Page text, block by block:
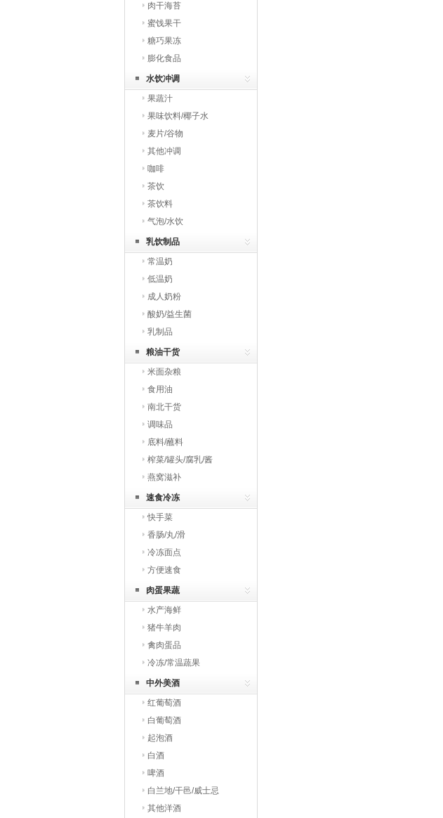
肉干海苔
蜜饯果干
糖巧果冻
膨化食品
水饮冲调
果蔬汁
果味饮料/椰子水
麦片/谷物
其他冲调
咖啡
茶饮
茶饮料
气泡/水饮
乳饮制品
常温奶
低温奶
成人奶粉
酸奶/益生菌
乳制品
粮油干货
米面杂粮
食用油
南北干货
调味品
底料/蘸料
榨菜/罐头/腐乳/酱
燕窝滋补
速食冷冻
快手菜
香肠/丸/滑
冷冻面点
方便速食
肉蛋果蔬
水产海鲜
猪牛羊肉
禽肉蛋品
冷冻/常温蔬果
中外美酒
红葡萄酒
白葡萄酒
起泡酒
白酒
啤酒
白兰地/干邑/威士忌
其他洋酒